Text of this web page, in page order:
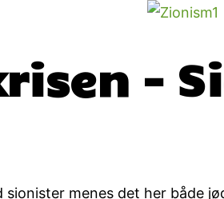
–
sionister menes det her